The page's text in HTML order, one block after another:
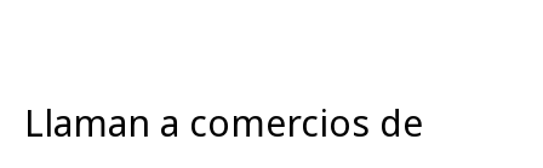
Llaman a comercios de